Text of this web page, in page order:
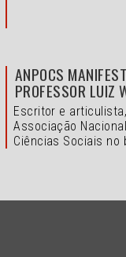
ANPOCS
PROFESSOR LUIZ
Escritor e
Associação
Ciências Sociais no